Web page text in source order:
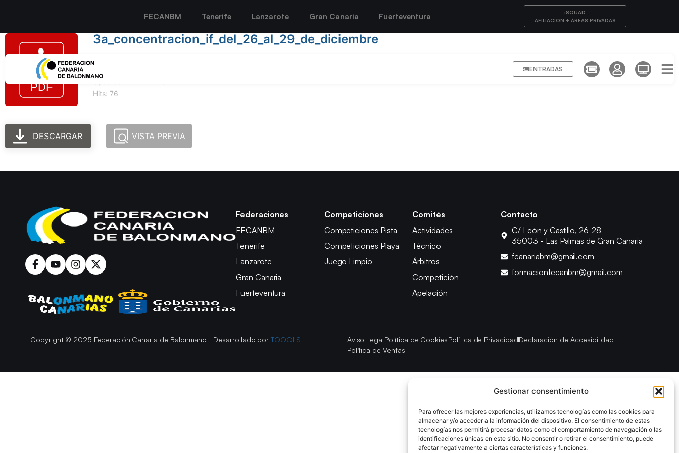
Gestionar consentimiento
Para ofrecer las mejores experiencias, utilizamos tecnologías como las cookies para
almacenar y/o acceder a la información del dispositivo. El consentimiento de estas
tecnologías nos permitirá procesar datos como el comportamiento de navegación o las
identificaciones únicas en este sitio. No consentir o retirar el consentimiento, puede
afectar negativamente a ciertas características y funciones.
FECANBM Tenerife Lanzarote Gran Canaria Fuerteventura
iSQUAD
AFILIACIÓN + ÁREAS PRIVADAS
ENTRADAS
3a_concentracion_if_del_26_al_29_de_diciembre
Hits: 76
DESCARGAR VISTA PREVIA
Federaciones
FECANBM
Tenerife
Lanzarote
Gran Canaria
Fuerteventura
Competiciones
Competiciones Pista
Competiciones Playa
Juego Limpio
Comités
Actividades
Técnico
Árbitros
Competición
Apelación
Contacto
C/ León y Castillo, 26-28
35003 - Las Palmas de Gran Canaria
fcanariabm@gmail.com
formacionfecanbm@gmail.com
Copyright © 2025 Federación Canaria de Balonmano | Desarrollado porTOOOLS Aviso LegalPolítica de CookiesPolítica de PrivacidadDeclaración de Accesibilidad
Política de Ventas